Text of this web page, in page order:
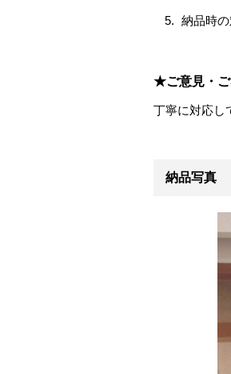
納品時
★ご意見・
丁寧に対応し
納品写真